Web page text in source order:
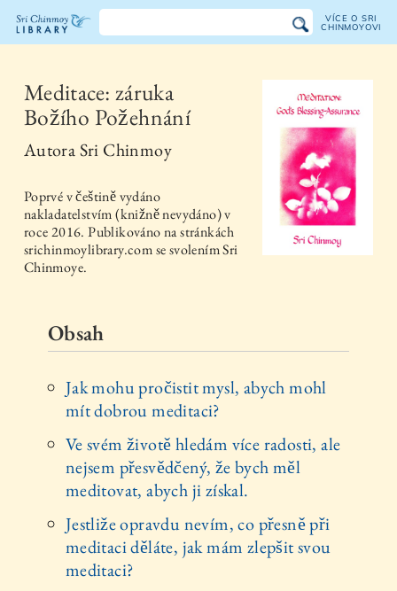
Knihovna
Sri
Chinmoye
VÍCE O SRI
CHINMOYOVI
Meditace: záruka
Božího Požehnání
AutoraSri Chinmoy
Poprvé v češtině vydáno
nakladatelstvím(knižně nevydáno)v
roce2016. Publikováno na stránkách
srichinmoylibrary.com se svolením Sri
Chinmoye.
Obsah
Jak mohu pročistit mysl, abych mohl
mít dobrou meditaci?
Ve svém životě hledám více radosti, ale
nejsem přesvědčený, že bych měl
meditovat, abych ji získal.
Jestliže opravdu nevím, co přesně při
meditaci děláte, jak mám zlepšit svou
meditaci?